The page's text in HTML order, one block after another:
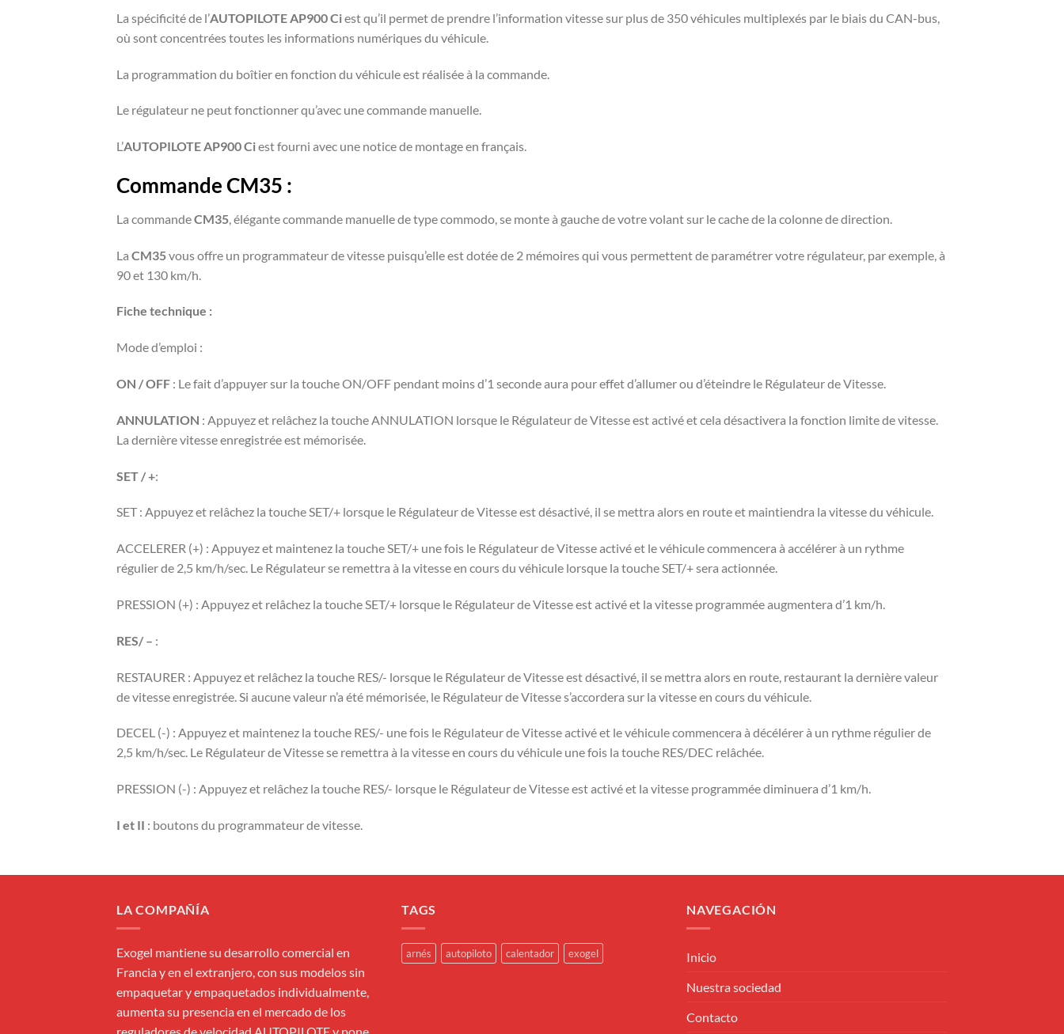
La spécificité de l’AUTOPILOTE AP900 Ciest qu’il permet de prendre l’information vitesse sur plus de 350 véhicules multiplexés par le biais du CAN-bus,
où sont concentrées toutes les informations numériques du véhicule.
La programmation du boîtier en fonction du véhicule est réalisée à la commande.
Le régulateur ne peut fonctionner qu’avec une commande manuelle.
L’AUTOPILOTE AP900 Ciest fourni avec une notice de montage en français.
Commande CM35 :
La commandeCM35 , élégante commande manuelle de type commodo, se monte à gauche de votre volant sur le cache de la colonne de direction.
La CM35vous offre un programmateur de vitesse puisqu’elle est dotée de 2 mémoires qui vous permettent de paramétrer votre régulateur, par exemple, à
90 et 130 km/h.
Fiche technique :
Mode d’emploi :
ON / OFF : Le fait d’appuyer sur la touche ON/OFF pendant moins d’1 seconde aura pour effet d’allumer ou d’éteindre le Régulateur de Vitesse.
ANNULATION : Appuyez et relâchez la touche ANNULATION lorsque le Régulateur de Vitesse est activé et cela désactivera la fonction limite de vitesse.
La dernière vitesse enregistrée est mémorisée.
SET / +:
SET : Appuyez et relâchez la touche SET/+ lorsque le Régulateur de Vitesse est désactivé, il se mettra alors en route et maintiendra la vitesse du véhicule.
ACCELERER (+) : Appuyez et maintenez la touche SET/+ une fois le Régulateur de Vitesse activé et le véhicule commencera à accélérer à un rythme
régulier de 2,5 km/h/sec. Le Régulateur se remettra à la vitesse en cours du véhicule lorsque la touche SET/+ sera actionnée.
PRESSION (+) : Appuyez et relâchez la touche SET/+ lorsque le Régulateur de Vitesse est activé et la vitesse programmée augmentera d’1 km/h.
RES/ – :
RESTAURER : Appuyez et relâchez la touche RES/- lorsque le Régulateur de Vitesse est désactivé, il se mettra alors en route, restaurant la dernière valeur
de vitesse enregistrée. Si aucune valeur n’a été mémorisée, le Régulateur de Vitesse s’accordera sur la vitesse en cours du véhicule.
DECEL (-) : Appuyez et maintenez la touche RES/- une fois le Régulateur de Vitesse activé et le véhicule commencera à décélérer à un rythme régulier de
2,5 km/h/sec. Le Régulateur de Vitesse se remettra à la vitesse en cours du véhicule une fois la touche RES/DEC relâchée.
PRESSION (-) : Appuyez et relâchez la touche RES/- lorsque le Régulateur de Vitesse est activé et la vitesse programmée diminuera d’1 km/h.
I et II : boutons du programmateur de vitesse.
LA COMPAÑÍA
Exogel mantiene su desarrollo comercial en
Francia y en el extranjero, con sus modelos sin
empaquetar y empaquetados individualmente,
aumenta su presencia en el mercado de los
TAGS
arnés autopiloto calentador exogel
NAVEGACIÓN
Inicio
Nuestra sociedad
Contacto